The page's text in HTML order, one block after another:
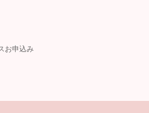
お申込み